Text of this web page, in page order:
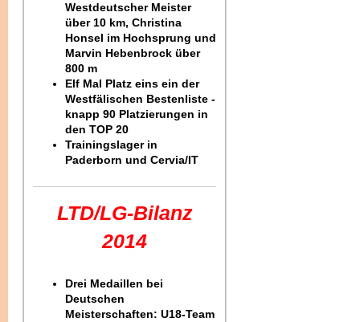
Westdeutscher Meister
über 10 km, Christina
Honsel im Hochsprung und
Marvin Hebenbrock über
800 m
Elf Mal Platz eins ein der
Westfälischen Bestenliste -
knapp 90 Platzierungen in
den TOP 20
Trainingslager in
Paderborn und Cervia/IT
LTD/LG-Bilanz
2014
Drei Medaillen bei
Deutschen
Meisterschaften: U18-Team